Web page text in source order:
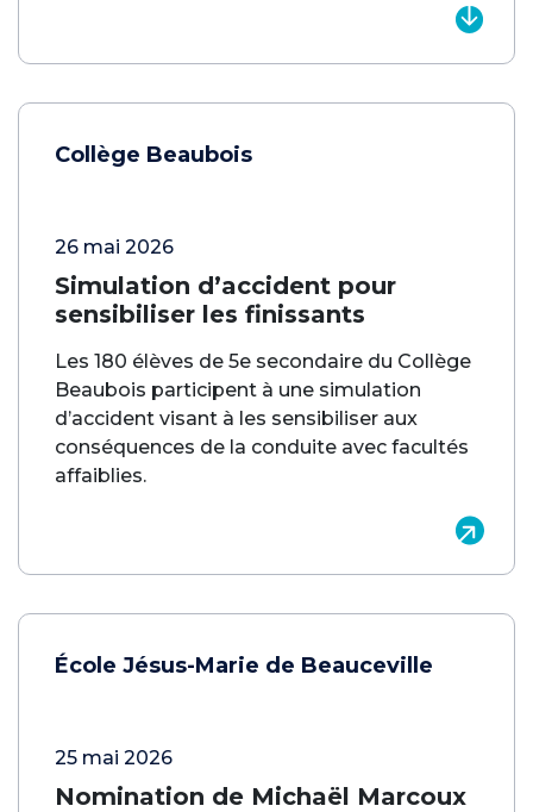
Collège Beaubois
26 mai 2026
Simulation d’accident pour
sensibiliser les finissants
Les 180 élèves de 5e secondaire du Collège
Beaubois participent à une simulation
d’accident visant à les sensibiliser aux
conséquences de la conduite avec facultés
affaiblies.
École Jésus-Marie de Beauceville
25 mai 2026
Nomination de Michaël Marcoux